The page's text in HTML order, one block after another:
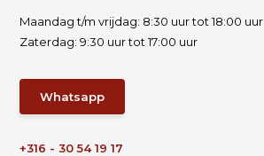
Maandag t/m vrijdag: 8:30 uur tot 18:00 uur
Zaterdag: 9:30 uur tot 17:00 uur
Whatsapp
+316 - 30 54 19 17